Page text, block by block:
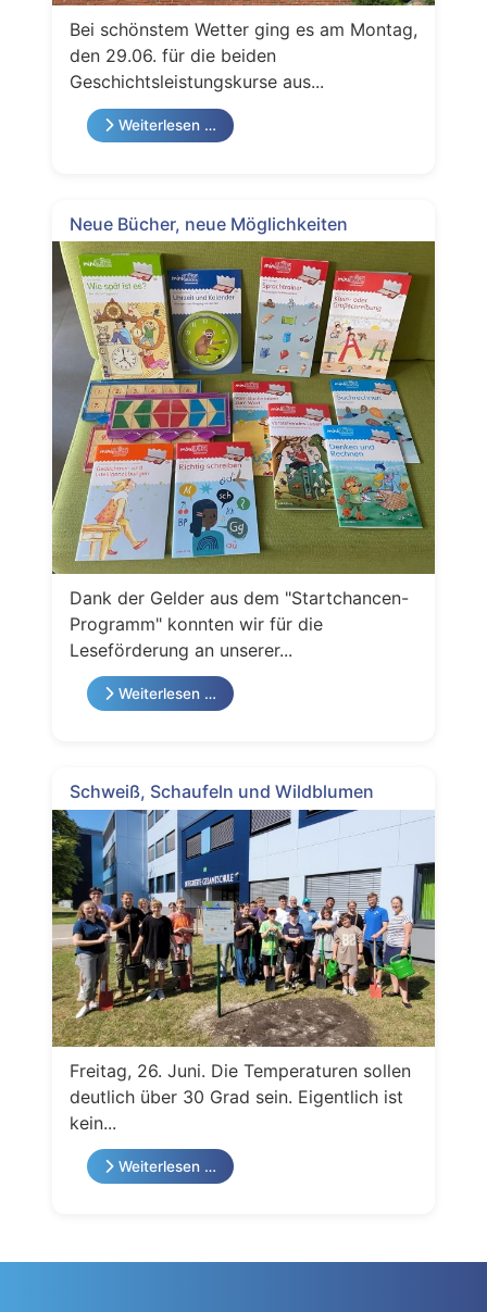
Bei schönstem Wetter ging es am Montag,
den 29.06. für die beiden
Geschichtsleistungskurse aus...
Weiterlesen …
Neue Bücher, neue Möglichkeiten
Dank der Gelder aus dem "Startchancen-
Programm" konnten wir für die
Leseförderung an unserer...
Weiterlesen …
Schweiß, Schaufeln und Wildblumen
Freitag, 26. Juni. Die Temperaturen sollen
deutlich über 30 Grad sein. Eigentlich ist
kein...
Weiterlesen …